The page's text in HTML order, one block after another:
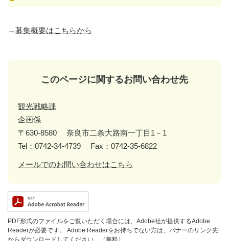
→募集概要はこちらから
このページに関するお問い合わせ先
観光戦略課
企画係
〒630-8580
奈良市二条大路南一丁目1－1
Tel：0742-34-4739
Fax：0742-35-6822
メールでのお問い合わせはこちら
PDF形式のファイルをご覧いただく場合には、Adobe社が提供するAdobe
Readerが必要です。
Adobe Readerをお持ちでない方は、バナーのリンク先